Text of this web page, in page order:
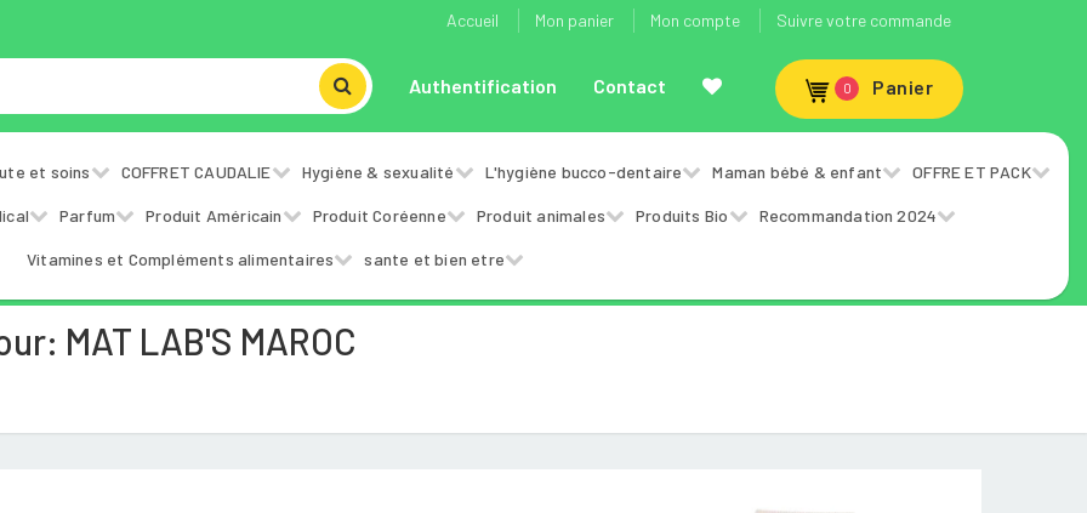
Accueil Mon panier Mon compte Suivre votre commande
Authentification Contact 0 Panier
et soins COFFRET CAUDALIE Hygiène & sexualité L'hygiène bucco-dentaire Maman bébé & enfant OFFRE ET PACK
Parfum Produit Américain Produit Coréenne Produit animales Produits Bio Recommandation 2024
Vitamines et Compléments alimentaires sante et bien etre
MAT LAB'S MAROC